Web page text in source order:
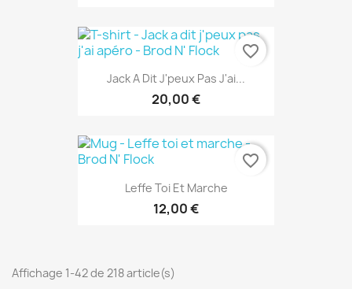
Jack A Dit J'peux Pas J'ai...
20,00 €
favorite_border
Leffe Toi Et Marche
12,00 €
favorite_border
Affichage 1-42 de 218 article(s)